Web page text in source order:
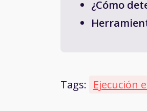
¿Cómo
Tags: Ejecución